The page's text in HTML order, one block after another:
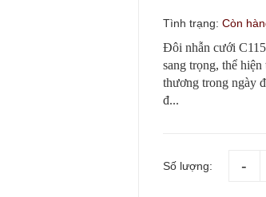
Tình trạng: Còn
Đôi nhẫn cưới
sang trọng, thể
thương trong ngày
đ...
Số lượng: